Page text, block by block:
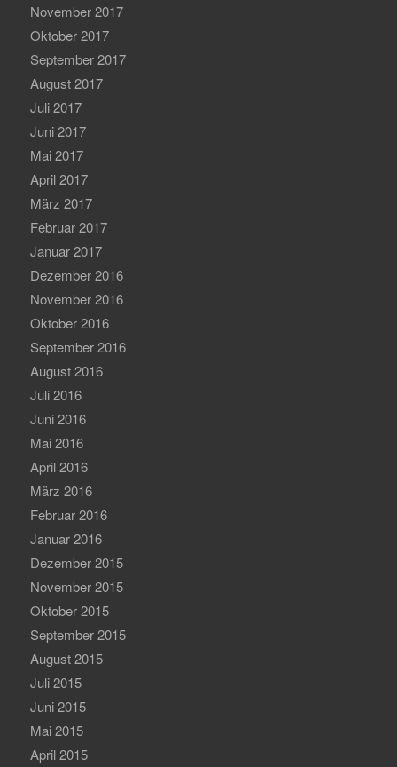
November 2017
Oktober 2017
September 2017
August 2017
Juli 2017
Juni 2017
Mai 2017
April 2017
März 2017
Februar 2017
Januar 2017
Dezember 2016
November 2016
Oktober 2016
September 2016
August 2016
Juli 2016
Juni 2016
Mai 2016
April 2016
März 2016
Februar 2016
Januar 2016
Dezember 2015
November 2015
Oktober 2015
September 2015
August 2015
Juli 2015
Juni 2015
Mai 2015
April 2015